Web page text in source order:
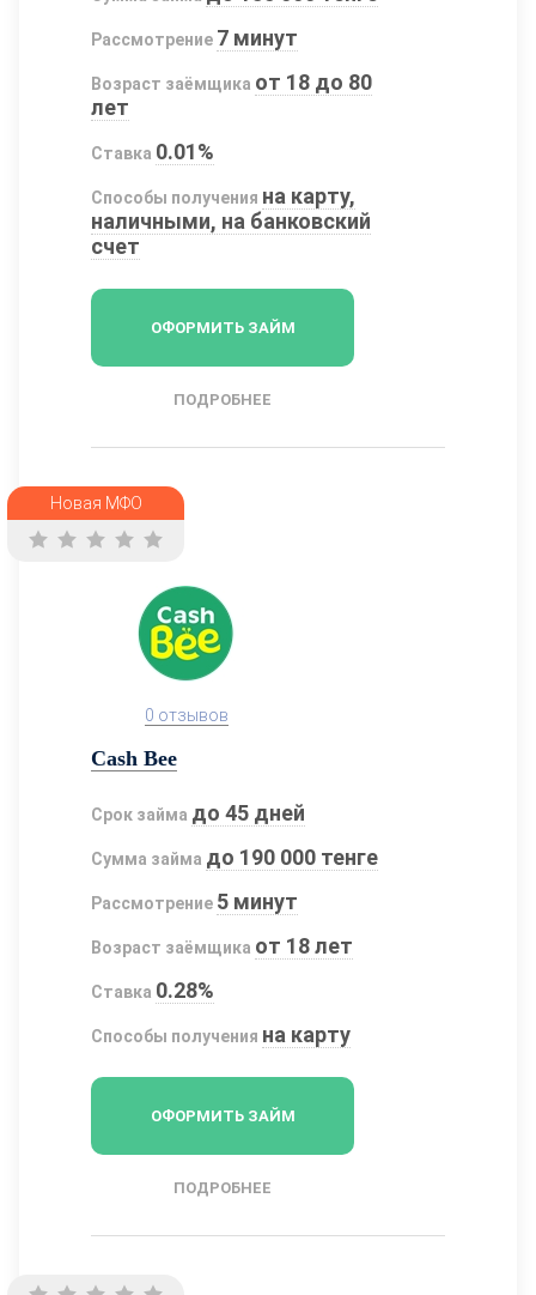
Рассмотрение 7 минут
Возраст заёмщика от 18 до 80
лет
Ставка 0.01%
Способы получения на карту,
наличными, на банковский
счет
ОФОРМИТЬ ЗАЙМ
ПОДРОБНЕЕ
Новая МФО
0 отзывов
Cash Bee
Срок займа до 45 дней
Сумма займа до 190 000 тенге
Рассмотрение 5 минут
Возраст заёмщика от 18 лет
Ставка 0.28%
Способы получения на карту
ОФОРМИТЬ ЗАЙМ
ПОДРОБНЕЕ